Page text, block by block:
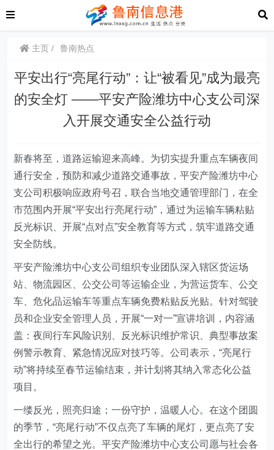
主页 鲁南热点
平安出行“亮尾行动”：让“被看见”成为最亮
的安全灯 ——平安产险潍坊中心支公司深
入开展交通安全公益行动
新春将至，道路运输迎来高峰。为切实提升重点车辆夜间
通行安全，预防和减少道路交通事故，平安产险潍坊中心
支公司积极响应政府号召，联合当地交通管理部门，在全
市范围内开展“平安出行亮尾行动”，通过为运输车辆粘贴
反光标识、开展“点对点”安全教育等方式，筑牢道路交通
安全防线。
平安产险潍坊中心支公司组织专业团队深入辖区货运场
站、物流园区、公交公司等运输企业，为营运货车、公交
车、危化品运输车等重点车辆免费粘贴反光贴。针对驾驶
员和企业安全管理人员，开展“一对一”宣讲培训，内容涵
盖：夜间行车风险识别
反光标识维护常识 、典型事故案
例警示教育
紧急情况应对技巧等。公司表示，“亮尾行
动”将持续至春节运输结束，并计划将其纳入常态化公益
项目。
一缕反光，照亮归途；一份守护，温暖人心。在这个团圆
的季节，“亮尾行动”不仅点亮了车辆的尾灯，更点亮了安
全出行的希望之光。平安产险潍坊中心支公司 愿与社会各